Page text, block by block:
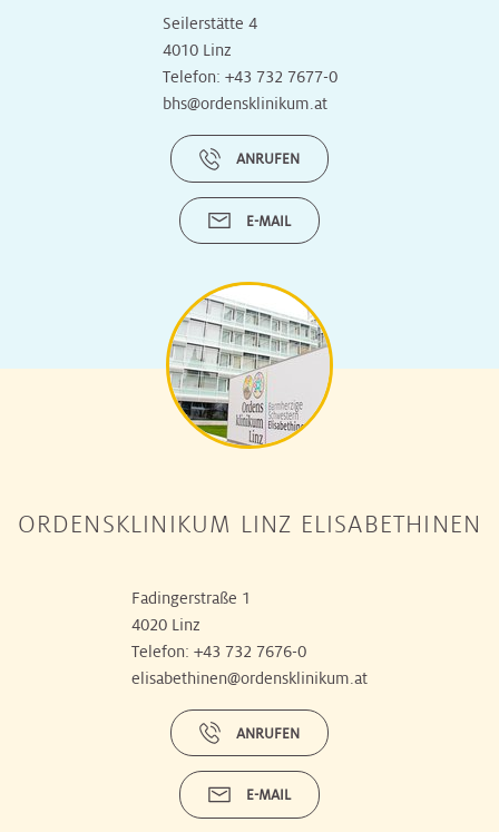
Seilerstätte 4
4010 Linz
Telefon: +43 732 7677-0
bhs@ordensklinikum.at
ANRUFEN
E-MAIL
ORDENSKLINIKUM LINZ ELISABETHINEN
Fadingerstraße 1
4020 Linz
Telefon: +43 732 7676-0
elisabethinen@ordensklinikum.at
ANRUFEN
E-MAIL